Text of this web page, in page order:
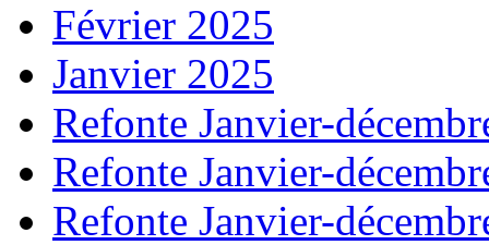
Février 2025
Janvier 2025
Refonte Janvier-
Refonte Janvier-
Refonte Janvier-